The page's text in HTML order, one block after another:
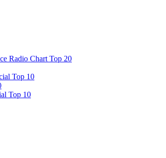
Radio Chart Top 20
Top 10
Top 10